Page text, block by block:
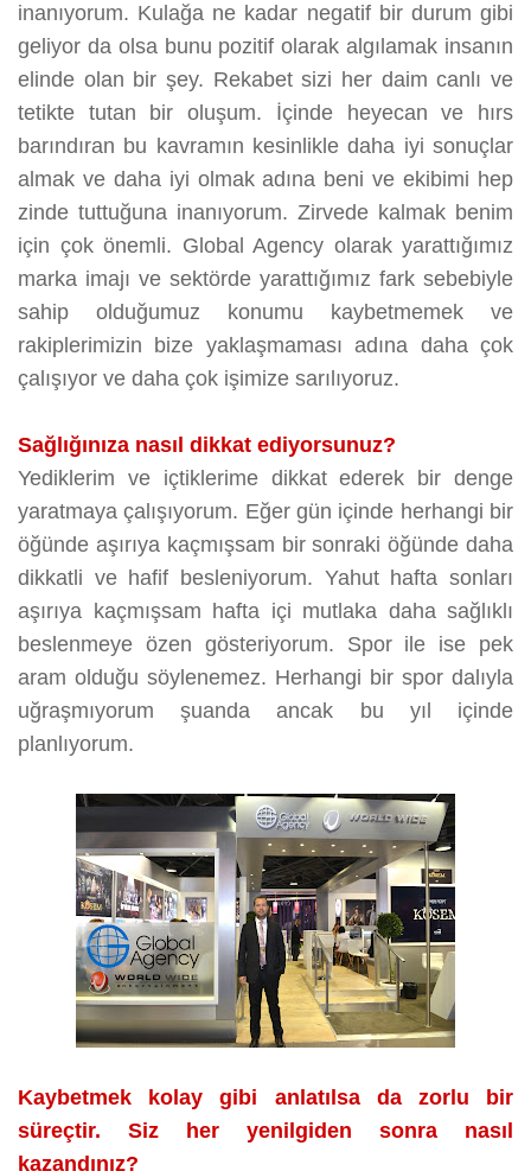
inanıyorum. Kulağa ne kadar negatif bir durum gibi
geliyor da olsa bunu pozitif olarak algılamak insanın
elinde olan bir şey. Rekabet sizi her daim canlı ve
tetikte tutan bir oluşum. İçinde heyecan ve hırs
barındıran bu kavramın kesinlikle daha iyi sonuçlar
almak ve daha iyi olmak adına beni ve ekibimi hep
zinde tuttuğuna inanıyorum. Zirvede kalmak benim
için çok önemli. Global Agency olarak yarattığımız
marka imajı ve sektörde yarattığımız fark sebebiyle
sahip olduğumuz konumu kaybetmemek ve
rakiplerimizin bize yaklaşmaması adına daha çok
çalışıyor ve daha çok işimize sarılıyoruz.
Sağlığınıza nasıl dikkat ediyorsunuz?
Yediklerim ve içtiklerime dikkat ederek bir denge
yaratmaya çalışıyorum. Eğer gün içinde herhangi bir
öğünde aşırıya kaçmışsam bir sonraki öğünde daha
dikkatli ve hafif besleniyorum. Yahut hafta sonları
aşırıya kaçmışsam hafta içi mutlaka daha sağlıklı
beslenmeye özen gösteriyorum. Spor ile ise pek
aram olduğu söylenemez. Herhangi bir spor dalıyla
uğraşmıyorum şuanda ancak bu yıl içinde
planlıyorum.
Kaybetmek kolay gibi anlatılsa da zorlu bir
süreçtir. Siz her yenilgiden sonra nasıl
kazandınız?